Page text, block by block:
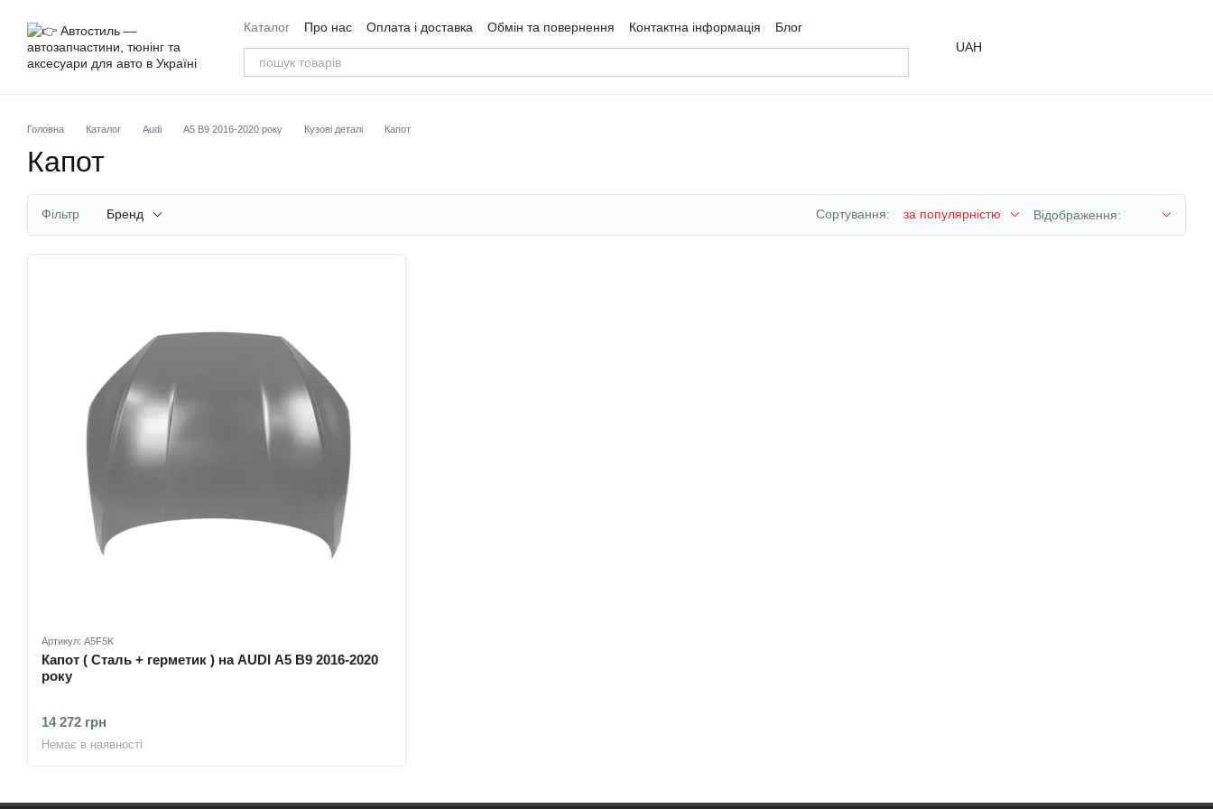
Каталог
Про нас Оплата і доставка Обмін та повернення Контактна інформація
Блог
Угода користувача
Відгуки про магазин UAH
Головна Каталог Audi A5 B9 2016-2020 року Кузові деталі Капот
Капот
Фільтр Бренд Сортування: за популярністю Відображення:
Артикул: A5F5K
Капот ( Сталь + герметик ) на AUDI A5 B9 2016-2020
року
14 272 грн
Немає в наявності